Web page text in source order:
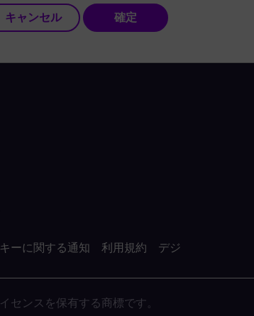
キャンセル 確定
ーに関する通知 利用規約 デジ
センスを保有する商標です。